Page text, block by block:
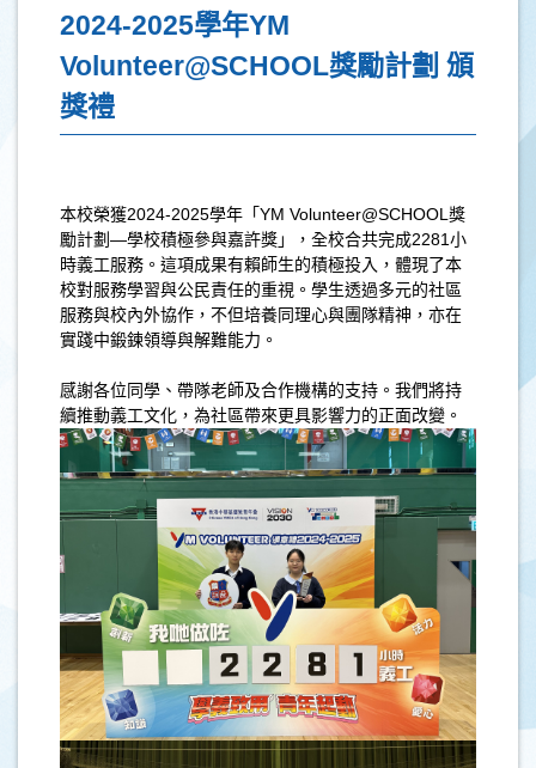
2024-2025學年YM
Volunteer@SCHOOL獎勵計劃 頒
獎禮
本校榮獲2024-2025學年「YM Volunteer@SCHOOL 獎
勵計劃—學校積極參與嘉許獎」，全校合共完成2281小
時義工服務。這項成果有賴師生的積極投入，體現了本
校對服務學習與公民責任的重視。學生透過多元的社區
服務與校內外協作，不但培養同理心與團隊精神，亦在
實踐中鍛鍊領導與解難能力。
感謝各位同學、帶隊老師及合作機構的支持。我們將持
續推動義工文化，為社區帶來更具影響力的正面改變。